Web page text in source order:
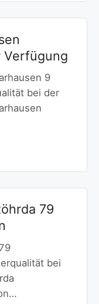
Verfügung
9
bei der
79
bei